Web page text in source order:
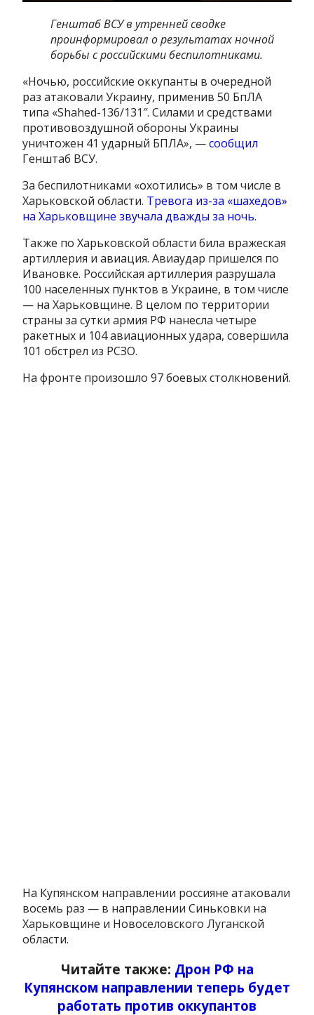
Генштаб ВСУ в утренней сводке
проинформировал о результатах ночной
борьбы с российскими беспилотниками.
«Ночью, российские оккупанты в очередной
раз атаковали Украину, применив 50 БпЛА
типа «Shahed-136/131″. Силами и средствами
противовоздушной обороны Украины
уничтожен 41 ударный БПЛА», —сообщил
Генштаб ВСУ.
За беспилотниками «охотились» в том числе в
Харьковской области. Тревога из-за «шахедов»
на Харьковщине звучала дважды за ночь.
Также по Харьковской области била вражеская
артиллерия и авиация. Авиаудар пришелся по
Ивановке. Российская артиллерия разрушала
100 населенных пунктов в Украине, в том числе
— на Харьковщине. В целом по территории
страны за сутки армия РФ нанесла четыре
ракетных и 104 авиационных удара, совершила
101 обстрел из РСЗО.
На фронте произошло 97 боевых столкновений.
На Купянском направлении россияне атаковали
восемь раз — в направлении Синьковки на
Харьковщине и Новоселовского Луганской
области.
Читайте также: Дрон РФ на
Купянском направлении теперь будет
работать против оккупантов